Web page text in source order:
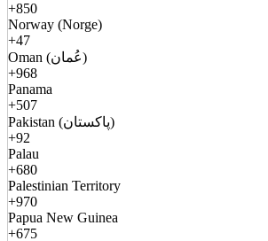
+850
Norway (Norge)
+47
Oman (عُمان)
+968
Panama
+507
Pakistan (پاکستان)
+92
Palau
+680
Palestinian Territory
+970
Papua New Guinea
+675